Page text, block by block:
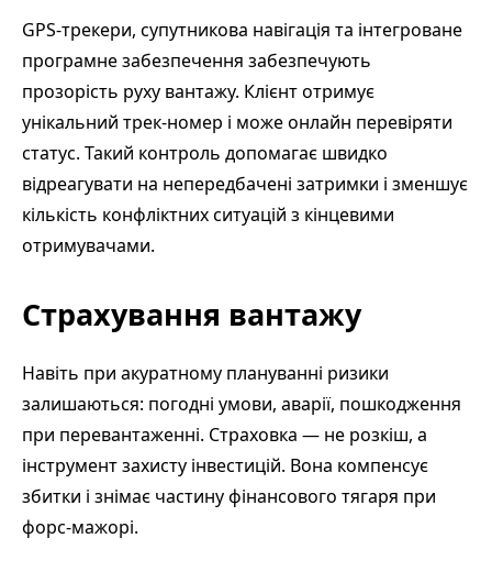
GPS-трекери, супутникова навігація та інтегроване
програмне забезпечення забезпечують
прозорість руху вантажу. Клієнт отримує
унікальний трек-номер і може онлайн перевіряти
статус. Такий контроль допомагає швидко
відреагувати на непередбачені затримки і зменшує
кількість конфліктних ситуацій з кінцевими
отримувачами.
Страхування вантажу
Навіть при акуратному плануванні ризики
залишаються: погодні умови, аварії, пошкодження
при перевантаженні. Страховка — не розкіш, а
інструмент захисту інвестицій. Вона компенсує
збитки і знімає частину фінансового тягаря при
форс-мажорі.